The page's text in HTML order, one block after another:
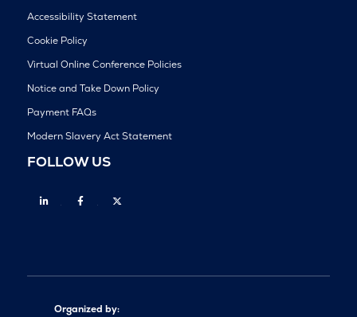
Accessibility Statement
Cookie Policy
Virtual Online Conference Policies
Notice and Take Down Policy
Payment FAQs
Modern Slavery Act Statement
FOLLOW US
Linkedin Facebook
Organized by: